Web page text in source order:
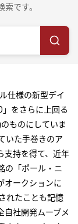
です。
仕様の新型デイ
をさらに上回る
ものにしていま
いた手巻きのア
支持を得て、近年
の「ポール・ニ
オークションに
れたことも記憶
自社開発ムーブメ